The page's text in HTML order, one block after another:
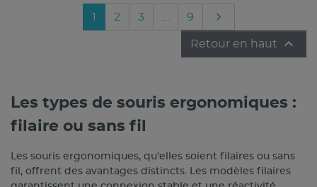
1 2 3 9 Suivant

Retour en haut 
Les types de souris ergonomiques :
filaire ou sans fil
Les souris ergonomiques, qu'elles soient filaires ou sans
fil, offrent des avantages distincts. Les modèles filaires